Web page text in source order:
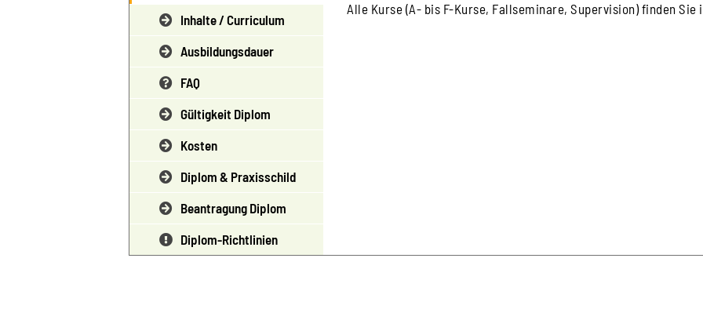
Inhalte / Curriculum
Ausbildungsdauer
FAQ
Gültigkeit Diplom
Kosten
Diplom & Praxisschild
Beantragung Diplom
Diplom-Richtlinien
Alle Kurse (A- bis F-Kurse, Fallseminare, Supervision) finden Sie